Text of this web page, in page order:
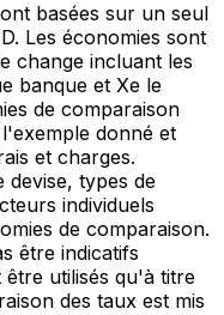
basées sur un seul
Les économies sont
change incluant les
banque et Xe le
de comparaison
donné et
et charges.
devise, types de
individuels
de comparaison.
être indicatifs
utilisés qu'à titre
des taux est mis